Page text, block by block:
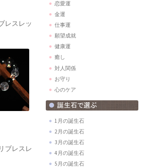
レスレッ
ブレスレ
恋愛運
金運
仕事運
願望成就
健康運
癒し
対人関係
お守り
心のケア
1月の誕生石
2月の誕生石
3月の誕生石
4月の誕生石
5月の誕生石